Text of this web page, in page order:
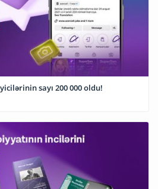
sayı 200 000 oldu!